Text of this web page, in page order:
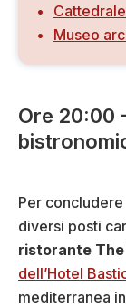
Museo
Ore 20:00
Per
diversi posti
ristorante The
dell’Hotel
mediterranea